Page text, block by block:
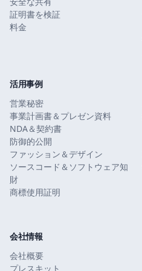
証明書を検証
料金
活用事例
営業秘密
事業計画書＆プレゼン資料
NDA＆契約書
防御的公開
ファッション＆デザイン
ソースコード＆ソフトウェア知
財
商標使用証明
会社情報
会社概要
プレスキット